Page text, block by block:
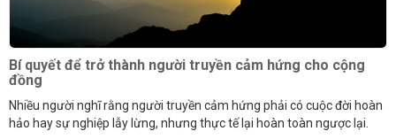
Bí quyết để trở thành người truyền cảm hứng cho cộng
đồng
Nhiều người nghĩ rằng người truyền cảm hứng phải có cuộc đời hoàn
hảo hay sự nghiệp lẫy lừng, nhưng thực tế lại hoàn toàn ngược lại.